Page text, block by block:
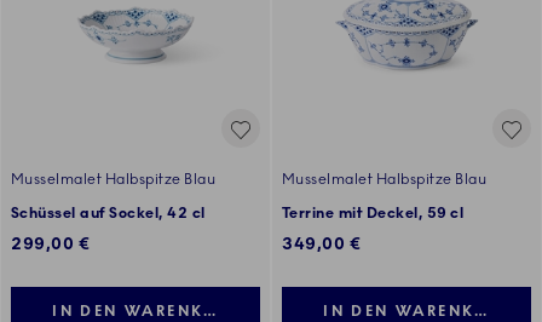
Musselmalet Halbspitze Blau
Schüssel auf Sockel, 42 cl
299,00 €
IN DEN WARENKORB LEGEN
Musselmalet Halbspitze Blau
Terrine mit Deckel, 59 cl
349,00 €
IN DEN WARENKORB